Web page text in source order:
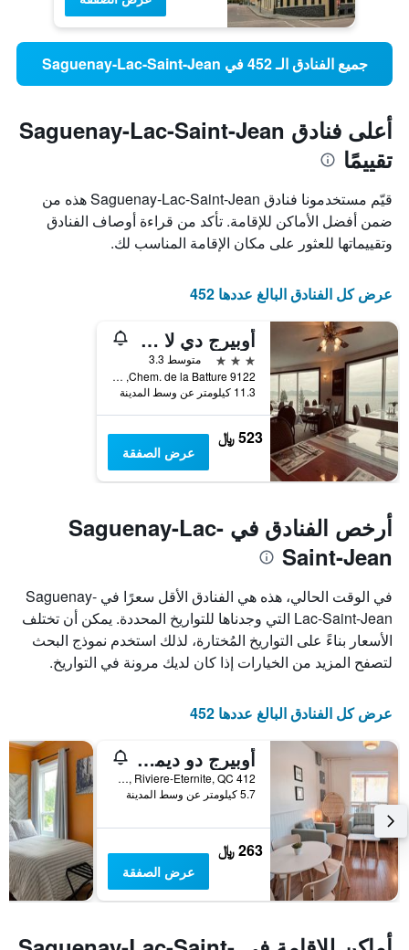
جميع الفنادق الـ 452 في Saguenay-Lac-Saint-Jean
أعلى فنادق Saguenay-Lac-Saint-Jean
تقييمًا
قيّم مستخدمونا فنادق Saguenay-Lac-Saint-Jean هذه من
ضمن أفضل الأماكن للإقامة. تأكد من قراءة أوصاف الفنادق
وتقييماتها للعثور على مكان الإقامة المناسب لك.
عرض كل الفنادق البالغ عددها 452
أوبيرج دي لا ريفيير ساجوناي
3 نجوم
متوسط 3.3
9122 Chem. de la Batture, لا باي, QC, كندا
11.3 كيلومتر عن وسط المدينة
523 ﷼
عرض الصفقة
أرخص الفنادق في Saguenay-Lac-
Saint-Jean
في الوقت الحالي، هذه هي الفنادق الأقل سعرًا في Saguenay-
Lac-Saint-Jean التي وجدناها للتواريخ المحددة. يمكن أن تختلف
الأسعار بناءً على التواريخ المُختارة، لذلك استخدم نموذج البحث
لتصفح المزيد من الخيارات إذا كان لديك مرونة في التواريخ.
عرض كل الفنادق البالغ عددها 452
أوبيرج دو ديمانش
412 Rue Principale, Riviere-Eternite, QC, كندا
5.7 كيلومتر عن وسط المدينة
263 ﷼
عرض الصفقة